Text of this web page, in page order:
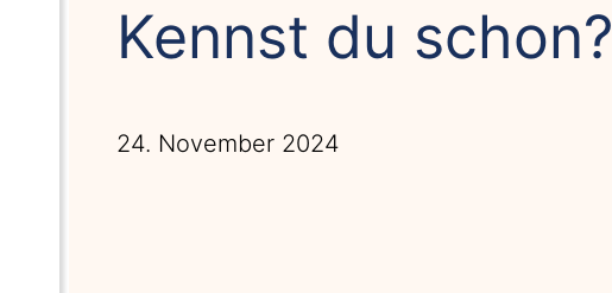
Kennst du schon?
24. November 2024